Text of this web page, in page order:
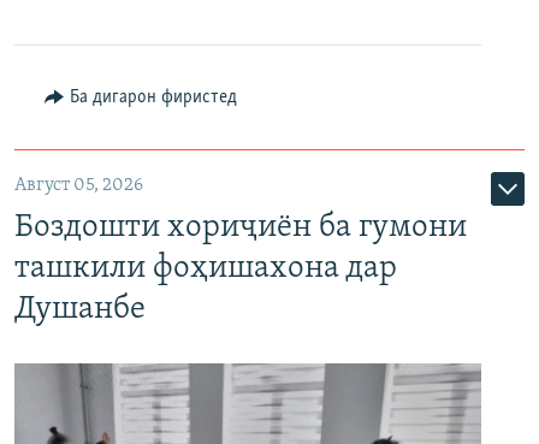
Ба дигарон фиристед
Август 05, 2026
Боздошти хориҷиён ба гумони
ташкили фоҳишахона дар
Душанбе